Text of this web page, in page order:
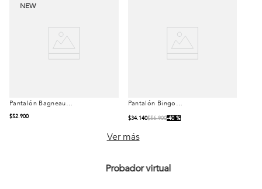
NEW
Pantalón Bagneaux
$52.900
Pantalón Bingo
$34.140$56.900 40 %
Ver más
Probador virtual